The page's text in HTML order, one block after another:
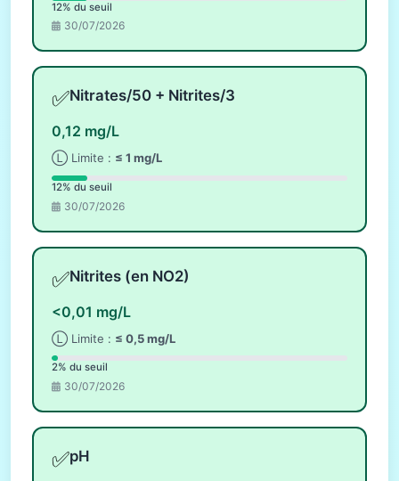
12% du seuil
30/07/2026
✅Nitrates/50 + Nitrites/3
0,12 mg/L
Ⓛ Limite : ≤ 1 mg/L
12% du seuil
30/07/2026
✅Nitrites (en NO2)
<0,01 mg/L
Ⓛ Limite : ≤ 0,5 mg/L
2% du seuil
30/07/2026
✅pH